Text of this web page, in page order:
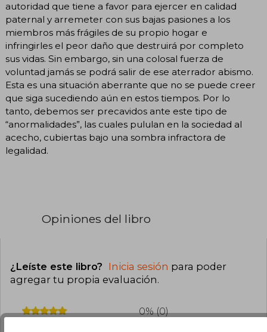
autoridad que tiene a favor para ejercer en calidad
paternal y arremeter con sus bajas pasiones a los
miembros más frágiles de su propio hogar e
infringirles el peor daño que destruirá por completo
sus vidas. Sin embargo, sin una colosal fuerza de
voluntad jamás se podrá salir de ese aterrador abismo.
Esta es una situación aberrante que no se puede creer
que siga sucediendo aún en estos tiempos. Por lo
tanto, debemos ser precavidos ante este tipo de
“anormalidades”, las cuales pululan en la sociedad al
acecho, cubiertas bajo una sombra infractora de
legalidad.
Opiniones del libro
¿Leíste este libro? Inicia sesión para poder
agregar tu propia evaluación.
0% (0)